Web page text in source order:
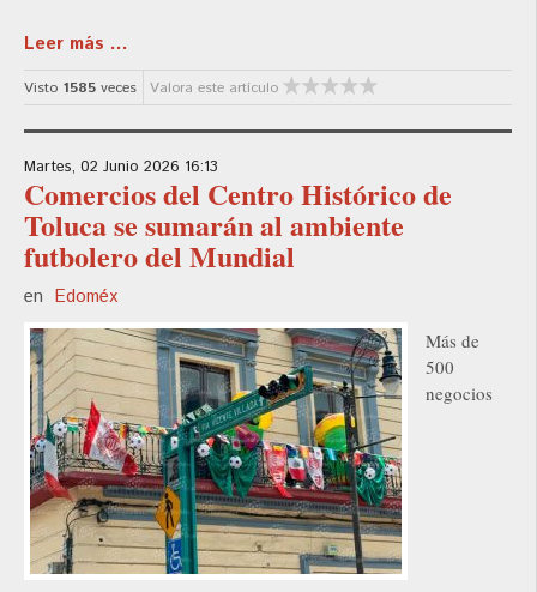
Leer más ...
Visto 1585 veces Valora este artículo
Martes, 02 Junio 2026 16:13
Comercios del Centro Histórico de
Toluca se sumarán al ambiente
futbolero del Mundial
en Edoméx
Más de
500
negocios